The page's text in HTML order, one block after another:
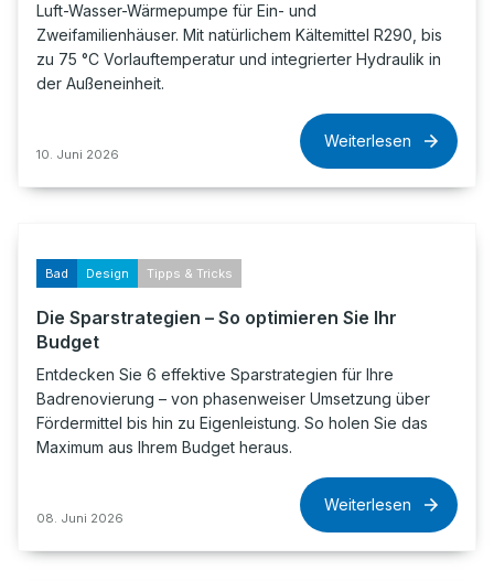
Luft-Wasser-Wärmepumpe für Ein- und
Zweifamilienhäuser. Mit natürlichem Kältemittel R290, bis
zu 75 °C Vorlauftemperatur und integrierter Hydraulik in
der Außeneinheit.
10. Juni 2026
Weiterlesen
Bad Design Tipps & Tricks
Die Sparstrategien – So optimieren Sie Ihr
Budget
Entdecken Sie 6 effektive Sparstrategien für Ihre
Badrenovierung – von phasenweiser Umsetzung über
Fördermittel bis hin zu Eigenleistung. So holen Sie das
Maximum aus Ihrem Budget heraus.
08. Juni 2026
Weiterlesen